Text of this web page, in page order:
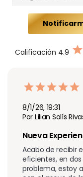
Calificación 4.9
8/1/26, 19:31
Por Lilian Solís
Nueva
Acabo de recibir
eficientes, en
problema, estoy